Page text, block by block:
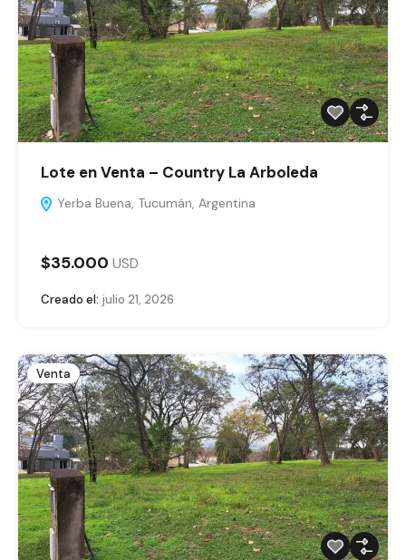
Lote en Venta – Country La Arboleda
Yerba Buena, Tucumán, Argentina
$35.000 USD
Creado el: julio 21, 2026
Venta